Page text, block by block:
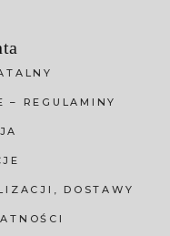
– REGULAMINY
DOSTAWY